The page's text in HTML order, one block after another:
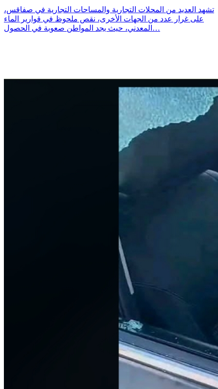
تشهد العديد من المحلات التجارية والمساحات التجارية في صفاقس،
على غرار عدد من الجهات الأخرى، نقص ملحوظ في قوارير الماء
المعدني، حيث يجد المواطن صعوبة في الحصول…